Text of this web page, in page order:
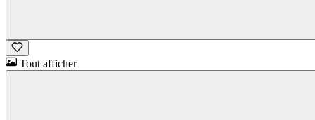
Tout afficher